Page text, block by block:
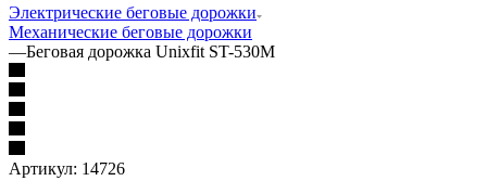
Электрические беговые дорожки
Механические беговые дорожки
—Беговая дорожка Unixfit ST-530M
Артикул: 14726